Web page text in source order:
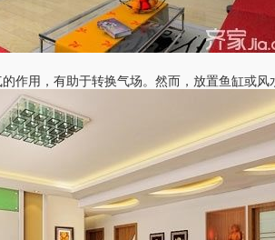
作用，有助于转换气场。然而，放置鱼缸或